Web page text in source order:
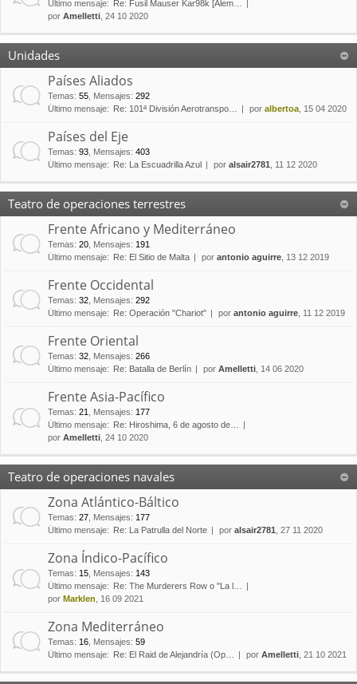
Último mensaje:
Re: Fusil Mauser Kar98k [Alem…
por Amelletti , 24 10 2020
Unidades
Países Aliados
Temas: 55 Mensajes: 292
Último mensaje:
Re: 101ª División Aerotranspo… por albertoa , 15 04 2020
Países del Eje
Temas: 93 Mensajes: 403
Último mensaje:
Re: La Escuadrilla Azul por alsair2781 , 11 12 2020
Teatro de operaciones terrestres
Frente Africano y Mediterráneo
Temas: 20 Mensajes: 191
Último mensaje:
Re: El Sitio de Malta por antonio aguirre , 13 12 2019
Frente Occidental
Temas: 32 Mensajes: 292
Último mensaje:
Re: Operación "Chariot" por antonio aguirre , 11 12 2019
Frente Oriental
Temas: 32 Mensajes: 266
Último mensaje:
Re: Batalla de Berlín por Amelletti , 14 06 2020
Frente Asia-Pacífico
Temas: 21 Mensajes: 177
Último mensaje:
Re: Hiroshima, 6 de agosto de…
por Amelletti , 24 10 2020
Teatro de operaciones navales
Zona Atlántico-Báltico
Temas: 27 Mensajes: 177
Último mensaje:
Re: La Patrulla del Norte por alsair2781 , 27 11 2020
Zona Índico-Pacífico
Temas: 15 Mensajes: 143
Último mensaje:
Re: The Murderers Row o "La l…
por Marklen , 16 09 2021
Zona Mediterráneo
Temas: 16 Mensajes: 59
Último mensaje:
Re: El Raid de Alejandría (Op… por Amelletti , 21 10 2021